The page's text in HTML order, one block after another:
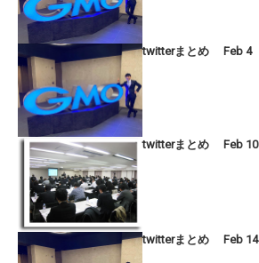
twitterまとめ Feb 4
twitterまとめ Feb 10
twitterまとめ Feb 14